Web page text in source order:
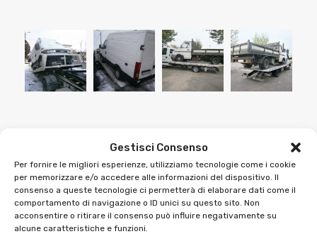
Gestisci Consenso
Per fornire le migliori esperienze, utilizziamo tecnologie come i cookie
per memorizzare e/o accedere alle informazioni del dispositivo. Il
consenso a queste tecnologie ci permetterà di elaborare dati come il
comportamento di navigazione o ID unici su questo sito. Non
acconsentire o ritirare il consenso può influire negativamente su
alcune caratteristiche e funzioni.
Soccorso Stradale Milano